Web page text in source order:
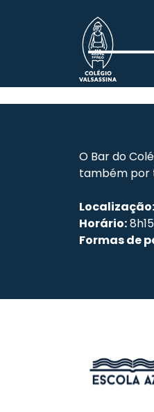
Colégio
Bar
O Bar do
também por
Localização:
Horário:
Formas de